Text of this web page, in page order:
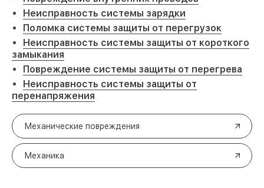
Неисправность системы зарядки
Поломка системы защиты от перегрузок
Неисправность системы защиты от короткого
замыкания
Повреждение системы защиты от перегрева
Неисправность системы защиты от
перенапряжения
Механические повреждения
Механика